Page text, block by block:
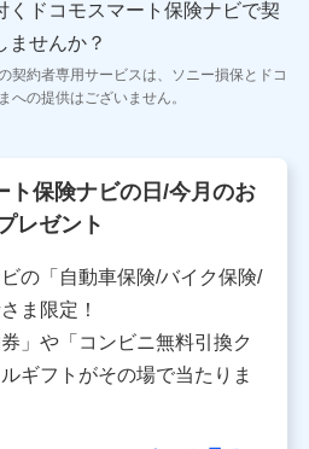
れます。
囲】
コモが提供する保険関連サービ
付および管理のため
提携会社の保険その他に関する
また維持管理等の委託業務遂行の
、関連する当社、株式会社NTT
サービスを案内、提供するため
サービス利用履歴、ウェブサイ
、ご契約内容等のパーソナルデ
まの趣味・嗜好・傾向に応じた
くドコモスマート保険ナビで契
ませんか？
契約者専用サービスは、ソニー損保とドコ
への提供はございません。
ト保険ナビの日/今月のお
レゼント
の「自動車保険/バイク保険/
ま限定！
」や「コンビニ無料引換ク
ギフトがその場で当たりま